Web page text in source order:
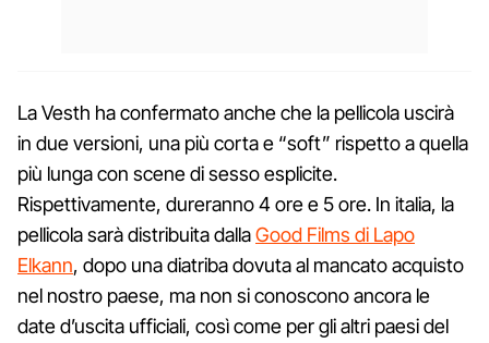
La Vesth ha confermato anche che la pellicola uscirà
in due versioni, una più corta e “soft” rispetto a quella
più lunga con scene di sesso esplicite.
Rispettivamente, dureranno 4 ore e 5 ore. In italia, la
pellicola sarà distribuita dallaGood Films di Lapo
Elkann, dopo una diatriba dovuta al mancato acquisto
nel nostro paese, ma non si conoscono ancora le
date d’uscita ufficiali, così come per gli altri paesi del